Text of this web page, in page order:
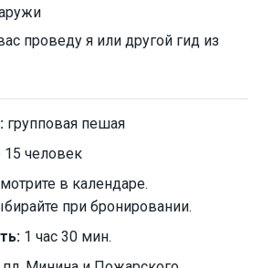
проведу я или другой гид из
групповая пешая
15 человек
в календаре.
при бронировании.
1 час 30 мин.